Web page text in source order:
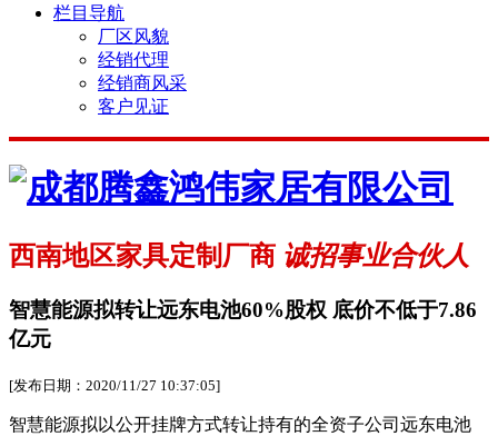
栏目导航
厂区风貌
经销代理
经销商风采
客户见证
西南地区家具定制厂商 诚招事业合伙人
智慧能源拟转让远东电池60%股权 底价不低于7.86
亿元
[发布日期：2020/11/27 10:37:05]
智慧能源拟以公开挂牌方式转让持有的全资子公司远东电池